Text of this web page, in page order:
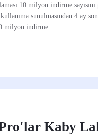
10 milyon indirme sayısını
sunulmasından 4 ay
milyon indirme...
Kaby